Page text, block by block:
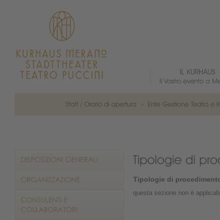
Tipologie di
questa sezione non è